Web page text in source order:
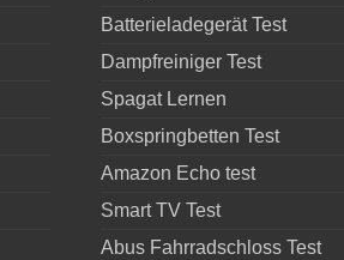
Batterieladegerät Test
Dampfreiniger Test
Spagat Lernen
Boxspringbetten Test
Amazon Echo test
Smart TV Test
Abus Fahrradschloss Test